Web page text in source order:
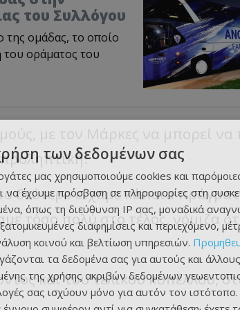
του Συλλόγου
ομάδας, το οποίο
οράματος του
με τον Μάρκες να μπορεί να
δεύτερο είχαμε κάποια
τόσο πολύ στο τέλος, νόμιζα
και του τελικού κυπέλλου,
των δεδομένων σας
μας χρησιμοποιούμε cookies και
να έχουμε πρόσβαση σε πληροφορίες στη
όπως τη διεύθυνση IP σας, μοναδικά
διαφημίσεις και περιεχόμενο,
κοινού και βελτίωση υπηρεσιών.
τα δεδομένα σας για αυτούς και
της χρήσης ακριβών δεδομένων
σας ισχύουν μόνο για αυτόν τον